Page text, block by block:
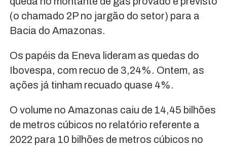
(o chamado 2P no jargão do setor) para a
Bacia do Amazonas.
Os papéis da Eneva lideram as quedas do
Ibovespa, com recuo de 3,24%. Ontem, as
ações já tinham recuado quase 4%.
O volume no Amazonas caiu de 14,45 bilhões
de metros cúbicos no relatório referente a
2022 para 10 bilhões de metros cúbicos no